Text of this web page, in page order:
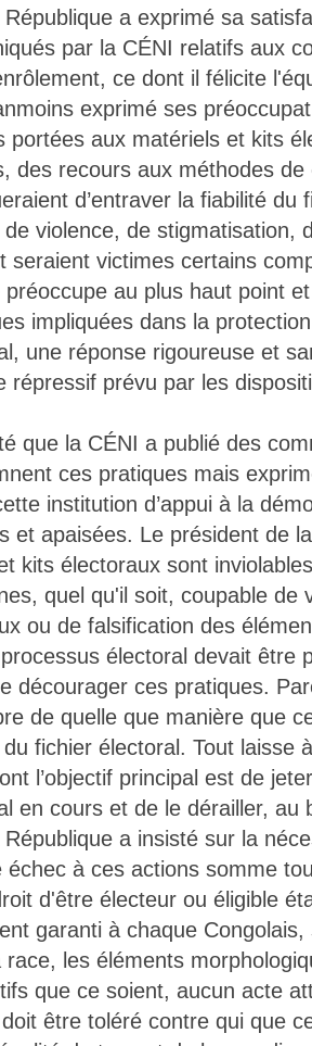
a exprimé sa
par la CÉNI relatifs aux
ce dont il félicite
exprimé ses
portées aux matériels et kits
des recours aux méthodes de
d’entraver la fiabilité du
violence, de stigmatisation,
seraient victimes certains
au plus haut point
impliquées dans la
une réponse rigoureuse et
répressif prévu par les
que la CÉNI a publié des
ces pratiques mais
institution d’appui à la
et apaisées. Le président de
kits électoraux sont
quel qu'il soit, coupable de
ou de falsification des
électoral devait être
décourager ces pratiques.
de quelle que manière que
fichier électoral. Tout laisse
l’objectif principal est de
en cours et de le dérailler, au
a insisté sur la
échec à ces actions somme
d'être électeur ou éligible
garanti à chaque
les éléments
que ce soient, aucun acte
être toléré contre qui que